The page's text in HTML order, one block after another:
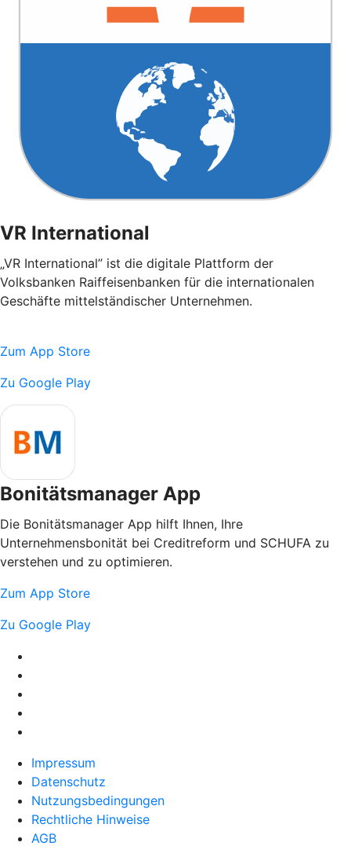
VR International
„VR International” ist die digitale Plattform der
Volksbanken Raiffeisenbanken für die internationalen
Geschäfte mittelständischer Unternehmen.
Zum App Store
Zu Google Play
Bonitätsmanager App
Die Bonitätsmanager App hilft Ihnen, Ihre
Unternehmensbonität bei Creditreform und SCHUFA zu
verstehen und zu optimieren.
Zum App Store
Zu Google Play
Impressum
Datenschutz
Nutzungsbedingungen
Rechtliche Hinweise
AGB